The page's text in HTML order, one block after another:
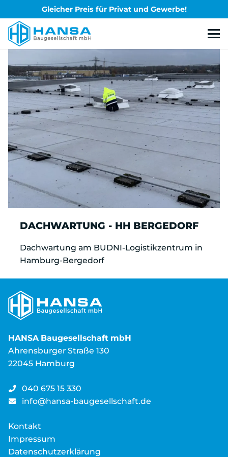
Gleicher Preis für Privat und Gewerbe!
DACHWARTUNG - HH BERGEDORF
Dachwartung am BUDNI-Logistikzentrum in
Hamburg-Bergedorf
HANSA Baugesellschaft mbH
Ahrensburger Straße 130
22045 Hamburg
040 675 15 330
info@hansa-baugesellschaft.de
Kontakt
Impressum
Datenschutzerklärung